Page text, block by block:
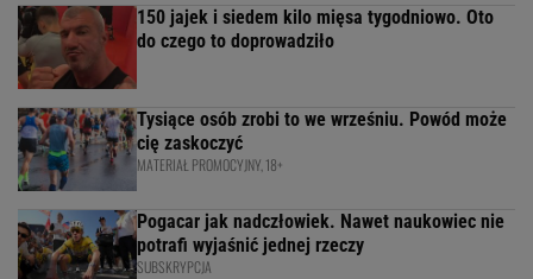
150 jajek i siedem kilo mięsa tygodniowo. Oto
do czego to doprowadziło
Tysiące osób zrobi to we wrześniu. Powód może
cię zaskoczyć
MATERIAŁ PROMOCYJNY, 18+
Pogacar jak nadczłowiek. Nawet naukowiec nie
potrafi wyjaśnić jednej rzeczy
SUBSKRYPCJA